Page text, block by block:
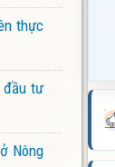
thực
đầu tư
Nông